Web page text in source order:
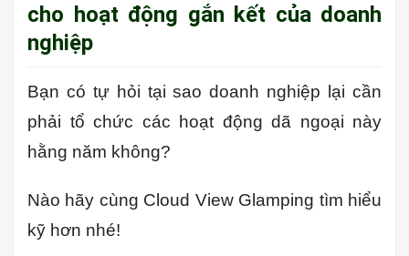
cho hoạt động gắn kết của doanh
nghiệp
Bạn có tự hỏi tại sao doanh nghiệp lại cần
phải tổ chức các hoạt động dã ngoại này
hằng năm không?
Nào hãy cùng Cloud View Glamping tìm hiểu
kỹ hơn nhé!